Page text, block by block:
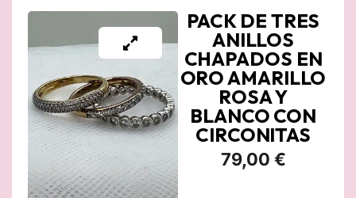
PACK DE TRES
ANILLOS
CHAPADOS EN
ORO AMARILLO
ROSA Y
BLANCO CON
CIRCONITAS
79,00 €